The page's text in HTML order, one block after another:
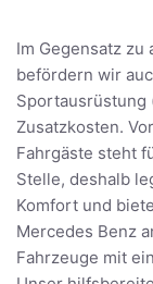
Im Gegensatz
befördern wir
Sportausrüstung
Zusatzkosten.
Fahrgäste steht
Stelle, deshalb
Komfort und
Mercedes Benz
Fahrzeuge mit